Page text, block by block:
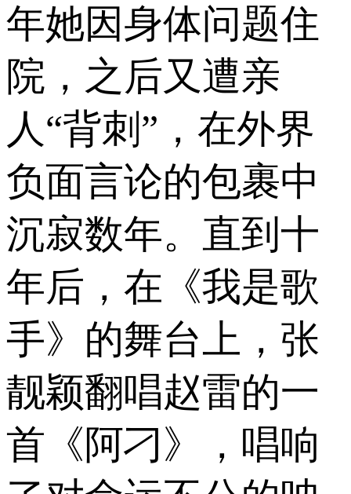
年她因身体问题住
院，之后又遭亲
人“背刺”，在外界
负面言论的包裹中
沉寂数年。直到十
年后，在《我是歌
手》的舞台上，张
靓颖翻唱赵雷的一
首《阿刁》，唱响